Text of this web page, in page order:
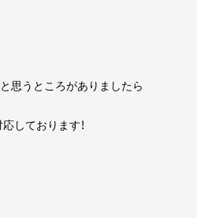
と思うところがありましたら
しております！